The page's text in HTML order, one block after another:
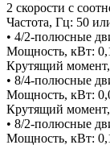
2 скорости с
Частота, Гц: 50
• 4/2-полюсные
Мощность, кВт:
Крутящий
• 8/4-полюсные
Мощность, кВт:
Крутящий
• 8/2-полюсные
Мощность, кВт: